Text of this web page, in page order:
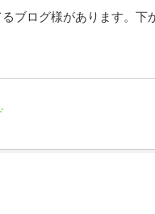
ブログ様があります。下